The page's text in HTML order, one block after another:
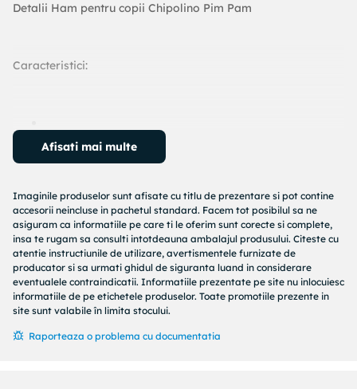
Detalii Ham pentru copii Chipolino Pim Pam
Caracteristici:
Potrivit pentru copii cu varsta cuprinsa intre 6-14 luni
Ajuta copilul sa invete primii pasi
Hamul cuprinde bebelusul si il tine intr-o pozitie
perfecta fara a presa stomacul
Centura de mana pentru parinti este ajustabila si
dispune de un maner confortabil
Fabricat 100% din materiale sigure conform
standardul European EN 13210-1:2020
Greutate neta: 0,25 kg
Afisati mai multe
Imaginile produselor sunt afisate cu titlu de prezentare si pot contine
accesorii neincluse in pachetul standard. Facem tot posibilul sa ne
asiguram ca informatiile pe care ti le oferim sunt corecte si complete,
insa te rugam sa consulti intotdeauna ambalajul produsului. Citeste cu
atentie instructiunile de utilizare, avertismentele furnizate de
producator si sa urmati ghidul de siguranta luand in considerare
eventualele contraindicatii. Informatiile prezentate pe site nu inlocuiesc
informatiile de pe etichetele produselor. Toate promotiile prezente in
site sunt valabile în limita stocului.
Raporteaza o problema cu documentatia